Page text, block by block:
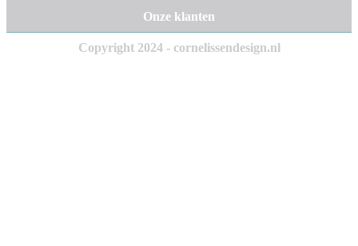
Onze klanten
Copyright 2024 - cornelissendesign.nl